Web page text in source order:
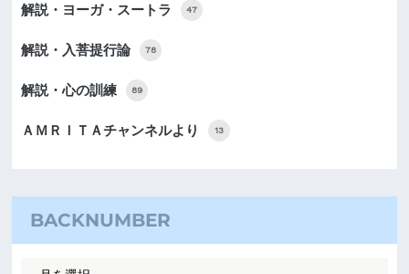
解説・ヨーガ・スートラ 47
解説・入菩提行論 78
解説・心の訓練 89
ＡＭＲＩＴＡチャンネルより 13
BACKNUMBER